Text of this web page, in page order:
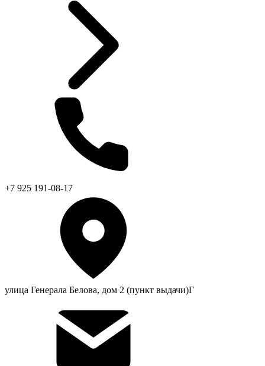
+7 925 191-08-17
улица Генерала Белова, дом 2 (пункт выдачи)Г